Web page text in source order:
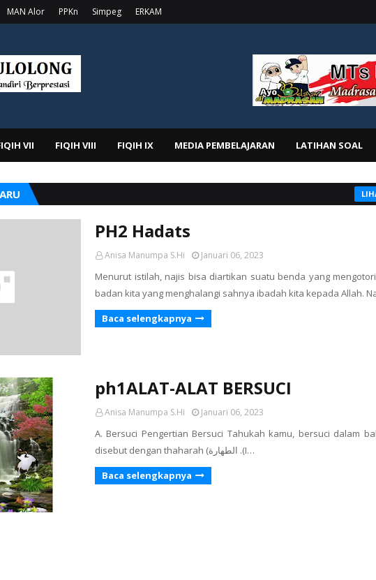
MAN Alor PPKn Simpeg ERKAM
VII FIQIH VIII FIQIH IX MEDIA PEMBELAJARAN LATIHAN SOAL
PH2 Hadats
Anisa Manumpa S.Hi Januari 06, 2023
Menurut istilah, najis bisa diartikan suatu benda yang
badan kita yang menghalangi sahnya ibadah kita kepada Allah.
Baca selengkapnya
ph1ALAT-ALAT BERSUCI
Anisa Manumpa S.Hi Januari 06, 2023
A. Bersuci Pengertian Bersuci Tahukah kamu, bersuci dalam
disebut dengan thaharah (الطهارة .(I…
Baca selengkapnya